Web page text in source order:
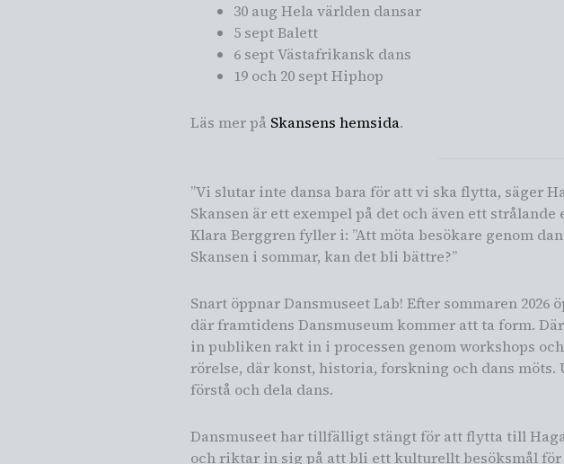
30 aug Hela världen dansar
5 sept Balett
6 sept Västafrikansk dans
19 och 20 sept Hiphop
Läs mer på Skansens hemsida.
”Vi slutar inte dansa bara för att vi ska flytta, säger
Skansen är ett exempel på det och även ett
Klara Berggren fyller i: ”Att möta besökare genom
Skansen i sommar, kan det bli bättre?”
Snart öppnar Dansmuseet Lab! Efter sommaren
där framtidens Dansmuseum kommer att ta form.
in publiken rakt in i processen genom workshops
rörelse, där konst, historia, forskning och dans
förstå och dela dans.
Dansmuseet har tillfälligt stängt för att flytta till
och riktar in sig på att bli ett kulturellt besöksmål för